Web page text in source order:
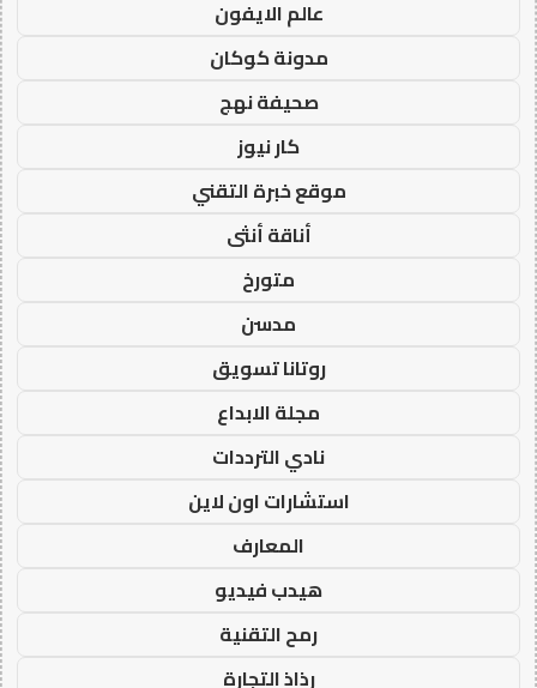
عالم الايفون
مدونة كوكان
صحيفة نهج
كار نيوز
موقع خبرة التقني
أناقة أنثى
متورخ
مدسن
روتانا تسويق
مجلة الابداع
نادي الترددات
استشارات اون لاين
المعارف
هيدب فيديو
رمح التقنية
رذاذ التجارة